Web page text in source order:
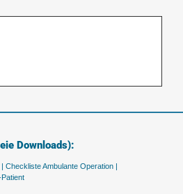
Downloads):
Checkliste Ambulante Operation |